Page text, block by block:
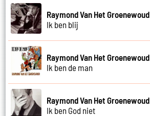
Raymond Van Het Groenewoud
Ik ben blij
Raymond Van Het Groenewoud
Ik ben de man
Raymond Van Het Groenewoud
Ik ben God niet